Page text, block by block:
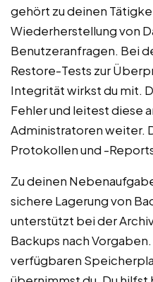
gehört zu deinen
Wiederherstellung von
Benutzeranfragen. Bei
Restore-Tests zur
Integrität wirkst du mit.
Fehler und leitest diese
Administratoren weiter.
Protokollen und -
Zu deinen
sichere Lagerung von
unterstützt bei der
Backups nach
verfügbaren